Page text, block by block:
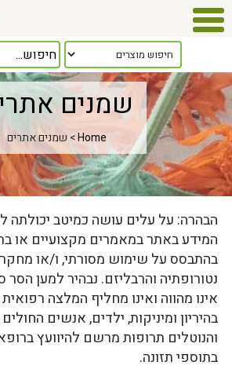
שמנים
Home> שמנים אתרים
הבהרה: על עלים עושה כמיטב יכולתה
המידע באתר במאמרים מקצועיים או
בהתבסס על שימוש מסורתי, ו/או
נטורופתיה והרבליזם. נבהיר למען הסר
אינו מהווה ואינו מחליף המלצה
בהיריון ומיניקות, ילדים, אנשים
והנוטלים תרופות מרשם להיוועץ
בתוספי תזונה.